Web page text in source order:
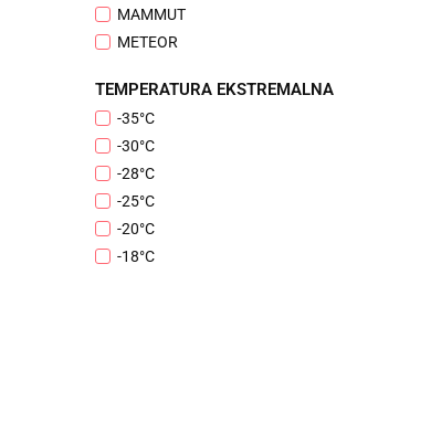
MAMMUT
METEOR
NILS CAMP
OFFLANDER
R&KB
REDCLIFFS
RIKB
ROYOKAMP
TEMPERATURA EKSTREMALNA
-35°C
-30°C
-28°C
-25°C
-20°C
-18°C